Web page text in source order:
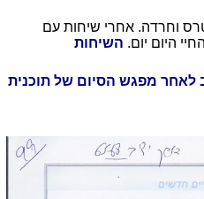
וחרדה. אחרי שיחות עם
היום יום. השיחות
לאחר מפגש הסיום של תוכנית